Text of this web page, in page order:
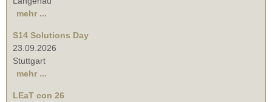
mehr ...
S14 Solutions Day
23.09.2026
Stuttgart
mehr ...
LEaT con 26